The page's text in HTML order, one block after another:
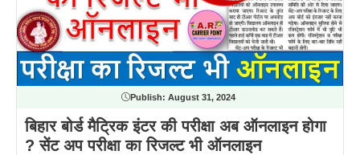
Publish: August 31, 2024
बिहार बोर्ड मैट्रिक इंटर की परीक्षा अब ऑनलाइन होगा
? सेंट अप परीक्षा का रिजल्ट भी ऑनलाइन